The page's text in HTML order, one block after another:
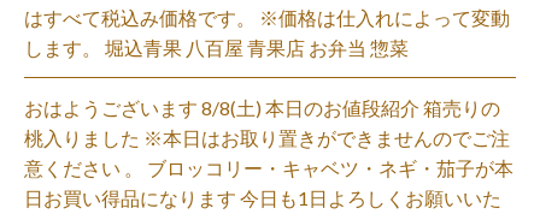
はすべて税込み価格です。 ※価格は仕入れによって変動
します。 堀込青果 八百屋 青果店 お弁当 惣菜
おはようございます 8/8(土) 本日のお値段紹介 箱売りの
桃入りました ※本日はお取り置きができませんのでご注
意ください 。 ブロッコリー・キャベツ・ネギ・茄子が本
日お買い得品になります 今日も1日よろしくお願いいた